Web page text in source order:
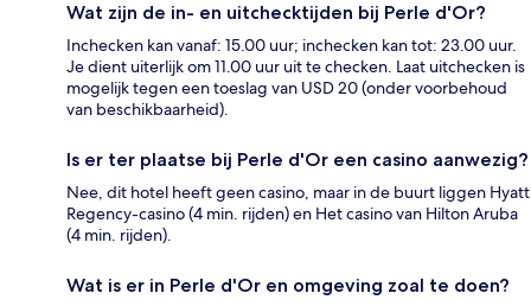
Wat zijn de in- en uitchecktijden bij Perle d'Or?
Inchecken kan vanaf: 15.00 uur; inchecken kan tot: 23.00 uur.
Je dient uiterlijk om 11.00 uur uit te checken. Laat uitchecken is
mogelijk tegen een toeslag van USD 20 (onder voorbehoud
van beschikbaarheid).
Is er ter plaatse bij Perle d'Or een casino aanwezig?
Nee, dit hotel heeft geen casino, maar in de buurt liggen Hyatt
Regency-casino (4 min. rijden) en Het casino van Hilton Aruba
(4 min. rijden).
Wat is er in Perle d'Or en omgeving zoal te doen?